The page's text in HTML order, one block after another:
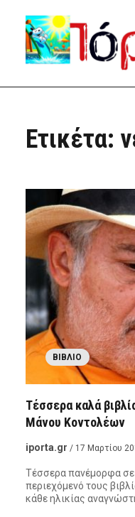
Ετικέτα:
ΒΙΒΛΊΟ
Τέσσερα καλά
Μάνου Κοντολέων
iporta.gr / 17 Μαρτίου
Τέσσερα πανέμορφα
περιεχόμενό τους
κάθε ηλικίας